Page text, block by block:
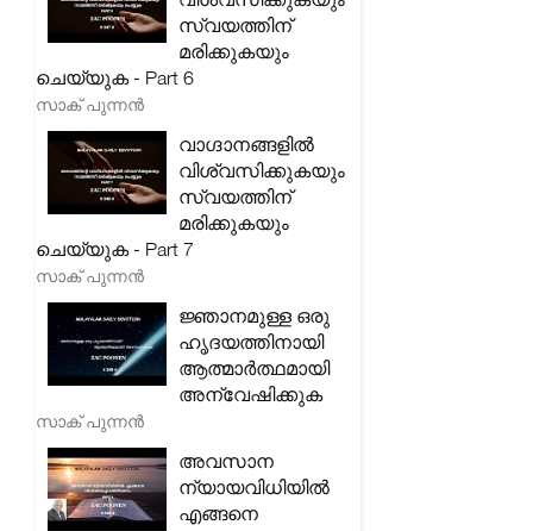
സ്വയത്തിന്
മരിക്കുകയും
ചെയ്യുക - Part 6
സാക് പുന്നൻ
വാഗ്ദാനങ്ങളിൽ
വിശ്വസിക്കുകയും
സ്വയത്തിന്
മരിക്കുകയും
ചെയ്യുക - Part 7
സാക് പുന്നൻ
ജ്ഞാനമുള്ള ഒരു
ഹൃദയത്തിനായി
ആത്മാർത്ഥമായി
അന്വേഷിക്കുക
സാക് പുന്നൻ
അവസാന
ന്യായവിധിയിൽ
എങ്ങനെ